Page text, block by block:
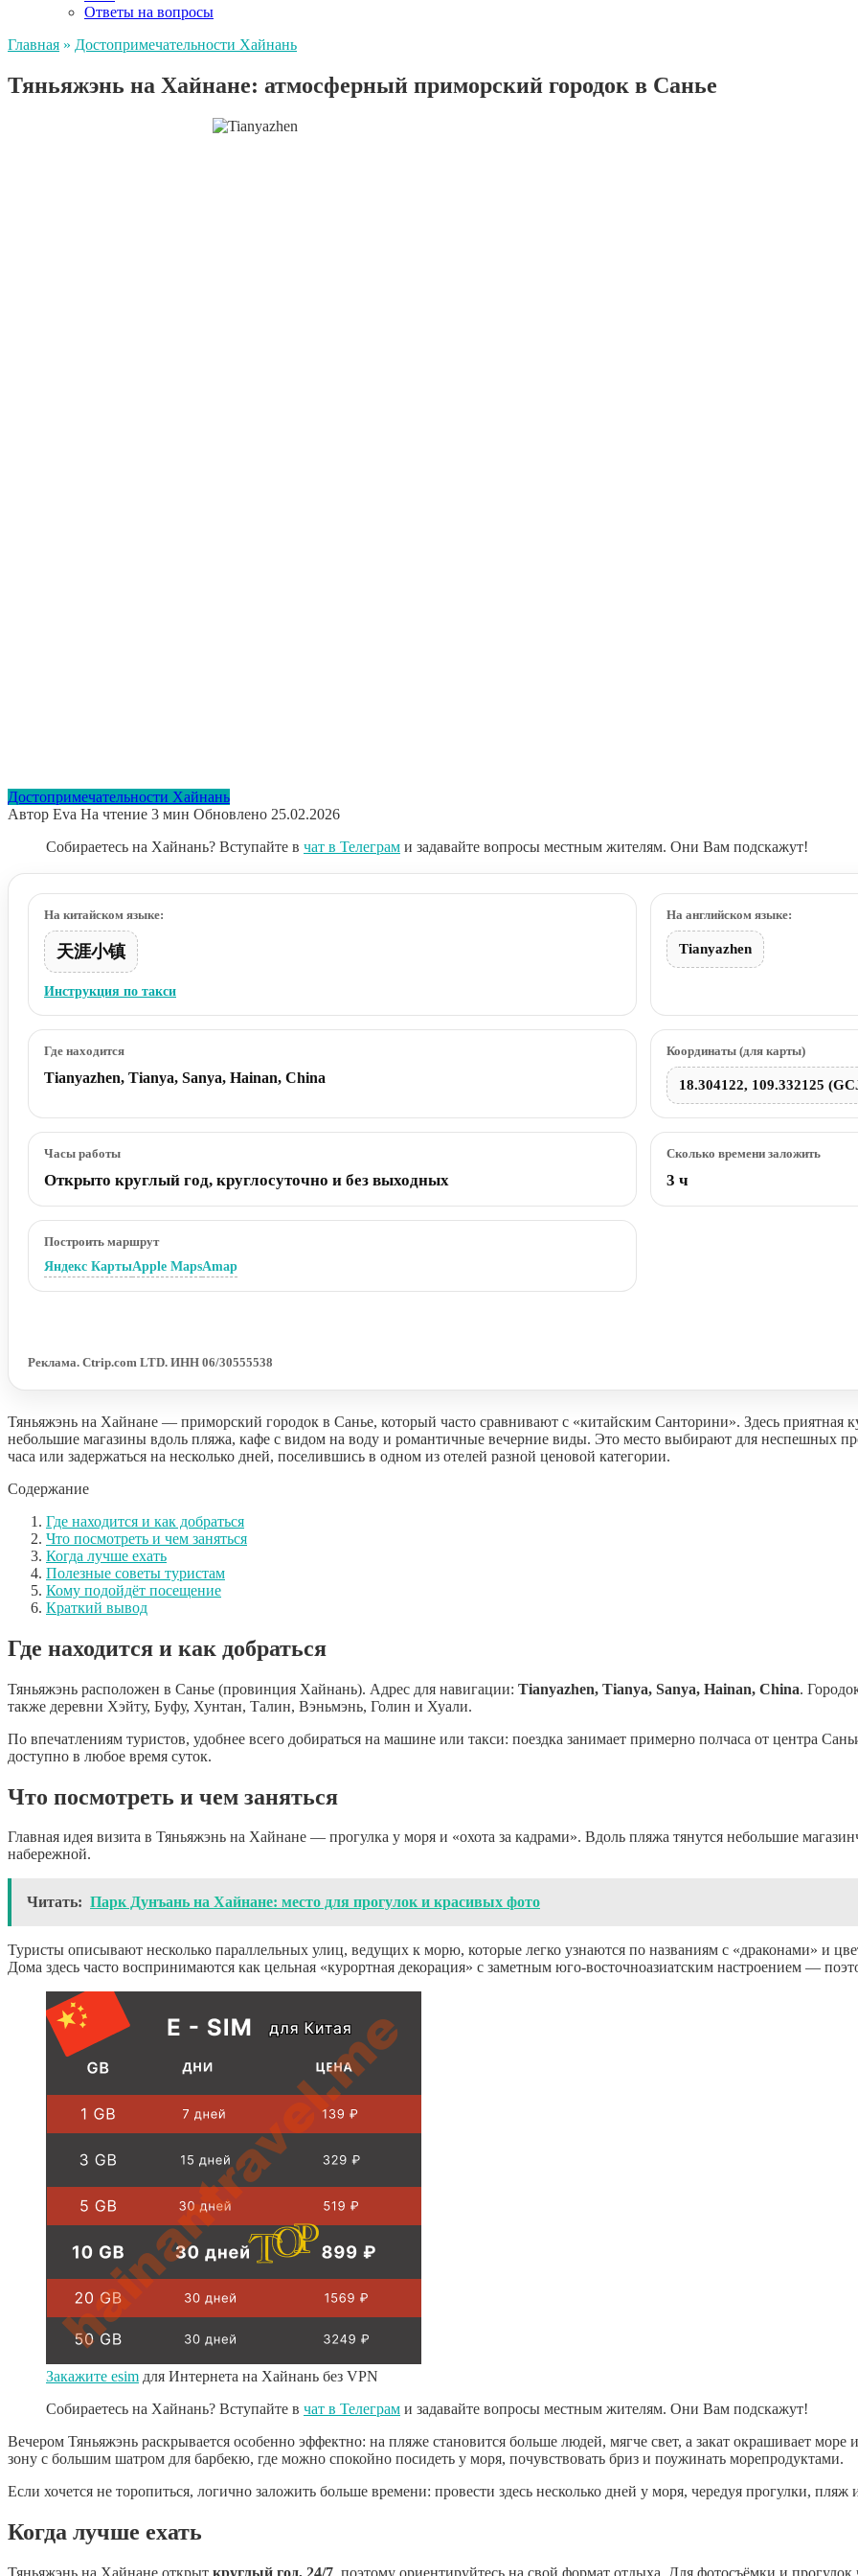
Ответы на вопросы
Главная » Достопримечательности Хайнань
Тяньяжэнь на Хайнане: атмосферный приморский городок в Санье
Достопримечательности Хайнань
Автор Eva На чтение 3 мин Обновлено 25.02.2026
Собираетесь на Хайнань? Вступайте в чат в Телеграм и задавайте вопросы местным жителям. Они Вам подскажут!
На китайском языке:
天涯小镇
Инструкция по такси
На английском языке:
Tianyazhen
Где находится
Tianyazhen, Tianya, Sanya, Hainan, China
Координаты (для карты)
18.304122, 109.332125
Часы работы
Открыто круглый год, круглосуточно и без выходных
Сколько времени заложить
3 ч
Построить маршрут
Яндекс КартыApple MapsAmap
Реклама. Ctrip.com LTD. ИНН 06/30555538
Тяньяжэнь на Хайнане — приморский городок в Санье, который часто сравнивают с «китайским Санторини». Здесь приятная
небольшие магазины вдоль пляжа, кафе с видом на воду и романтичные вечерние виды. Это место выбирают для неспешных
часа или задержаться на несколько дней, поселившись в одном из отелей разной ценовой категории.
Содержание
Где находится и как добраться
Что посмотреть и чем заняться
Когда лучше ехать
Полезные советы туристам
Кому подойдёт посещение
Краткий вывод
Где находится и как добраться
Тяньяжэнь расположен в Санье (провинция Хайнань). Адрес для навигации: Tianyazhen, Tianya, Sanya, Hainan, China.
также деревни Хэйту, Буфу, Хунтан, Талин, Вэньмэнь, Голин и Хуали.
По впечатлениям туристов, удобнее всего добираться на машине или такси: поездка занимает примерно полчаса от центра
доступно в любое время суток.
Что посмотреть и чем заняться
Главная идея визита в Тяньяжэнь на Хайнане — прогулка у моря и «охота за кадрами». Вдоль пляжа тянутся небольшие
набережной.
Читать: Парк Дунъань на Хайнане: место для прогулок и красивых фото
Туристы описывают несколько параллельных улиц, ведущих к морю, которые легко узнаются по названиям с «драконами» и
Дома здесь часто воспринимаются как цельная «курортная декорация» с заметным юго-восточноазиатским настроением —
Закажите esim для Интернета на Хайнань без VPN
Собираетесь на Хайнань? Вступайте в чат в Телеграм и задавайте вопросы местным жителям. Они Вам подскажут!
Вечером Тяньяжэнь раскрывается особенно эффектно: на пляже становится больше людей, мягче свет, а закат окрашивает
зону с большим шатром для барбекю, где можно спокойно посидеть у моря, почувствовать бриз и поужинать морепродуктами.
Если хочется не торопиться, логично заложить больше времени: провести здесь несколько дней у моря, чередуя прогулки,
Когда лучше ехать